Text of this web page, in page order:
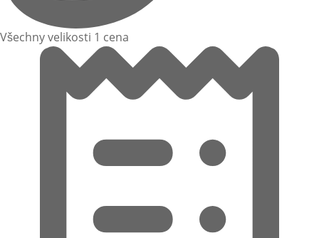
Všechny velikosti 1 cena